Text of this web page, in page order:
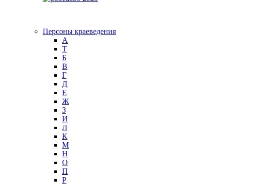
Персоны краеведения
А
T
Б
В
Г
Д
Е
Ж
З
И
Л
К
М
Н
О
П
Р